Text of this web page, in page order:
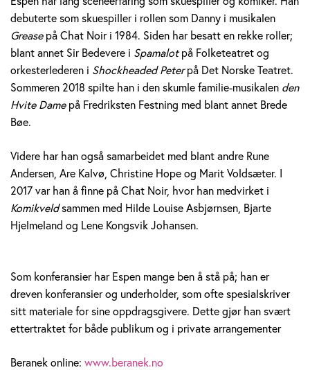
debuterte som skuespiller i rollen som Danny i musikalen
Greasepå Chat Noir i 1984. Siden har besatt en rekke roller;
blant annet Sir Bedevere i Spamalotpå Folketeatret og
orkesterlederen i Shockheaded Peterpå Det Norske Teatret.
Sommeren 2018 spilte han i den skumle familie-musikalen den
Hvite Damepå Fredriksten Festning med blant annet Brede
Bøe.
Videre har han også samarbeidet med blant andre Rune
Andersen, Are Kalvø, Christine Hope og Marit Voldsæter. I
2017 var han å finne på Chat Noir, hvor han medvirket i
Komikveldsammen med Hilde Louise Asbjørnsen, Bjarte
Hjelmeland og Lene Kongsvik Johansen.
Som konferansier har Espen mange ben å stå på; han er
dreven konferansier og underholder, som ofte spesialskriver
sitt materiale for sine oppdragsgivere. Dette gjør han svært
ettertraktet for både publikum og i private arrangementer
Beranek online: www.beranek.no